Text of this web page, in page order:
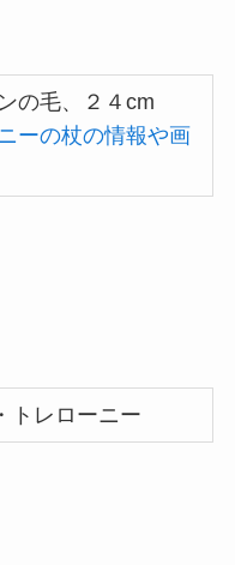
の毛、２４cm
ーの杖の情報や画
トレローニー